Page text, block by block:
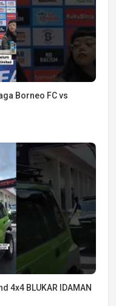
Borneo FC vs
4x4 BLUKAR IDAMAN